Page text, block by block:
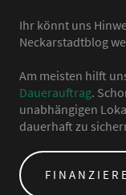
Ihr könnt uns
Neckarstadtblog
Am meisten hilft
Dauerauftrag.
unabhängigen
dauerhaft zu